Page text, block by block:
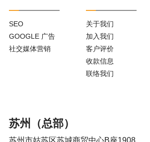
SEO
GOOGLE 广告
社交媒体营销
关于我们
加入我们
客户评价
收款信息
联络我们
苏州（总部）
苏州市姑苏区苏城商贸中心B座1908